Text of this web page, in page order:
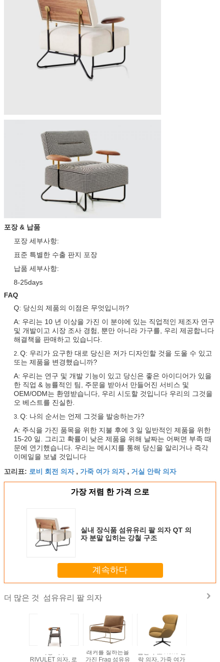
포장 & 납품
포장 세부사항:
표준 특별한 수출 판지 포장
납품 세부사항:
8-25days
FAQ
Q: 당신의 제품의 이점은 무엇입니까?
A: 우리는 10 년 이상을 가진 이 분야에 있는 직업적인 제조자 연구
및 개발이고 시장 조사 경험, 뿐만 아니라 가구를, 우리 제공합니다
해결책을 판매하고 있습니다.
2. Q: 우리가 요구한 대로 당신은 저가 디자인할 것을 도울 수 있고
또는 제품을 변경했습니까?
A: 우리는 연구 및 개발 기능이 있고 당신은 좋은 아이디어가 있을
한 직업 & 능률적인 팀, 주문을 받아서 만들어진 서비스 및
OEM/ODM는 환영받습니다, 우리 시도할 것입니다 우리의 그것을
오 베스트를 진실한.
3. Q: 나의 순서는 언제 그것을 발송하는가?
A: 주식을 가진 품목을 위한 지불 후에 3 일 일반적인 제품을 위한
15-20 일. 그리고 확률이 낮은 제품을 위해 날짜는 어쩌면 부족 때
문에 연기했습니다. 우리는 메시지를 통해 당신을 알리거나 즉각
이메일을 보낼 것입니다
꼬리표: 로비 회전 의자, 가죽 여가 의자, 거실 안락 의자
가장 저렴 한 가격 으로
실내 장식품 섬유유리 팔 의자 QT 의
자 분말 입히는 강철 구조
계속하다
더 많은 것 섬유유리 팔 의자
RIVULET 의자, 로
래커를 칠하는을
가진 Frag 섬유유
합판 구조 Reno 안
락 의자, 가죽 여가